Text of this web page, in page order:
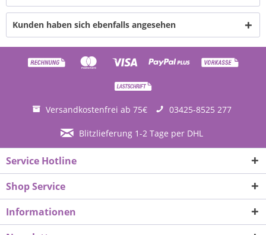
Kunden haben sich ebenfalls angesehen
Versandkostenfrei ab 75€ 03425-8525 277
Blitzlieferung 1-2 Tage per DHL
Service Hotline
Shop Service
Informationen